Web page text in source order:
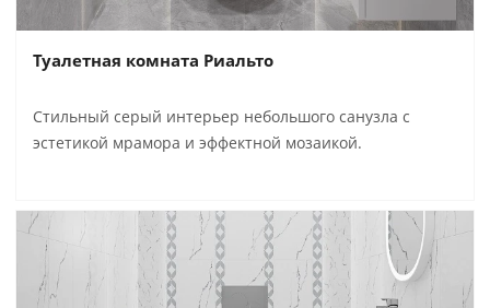
Туалетная комната Риальто
Стильный серый интерьер небольшого санузла с
эстетикой мрамора и эффектной мозаикой.